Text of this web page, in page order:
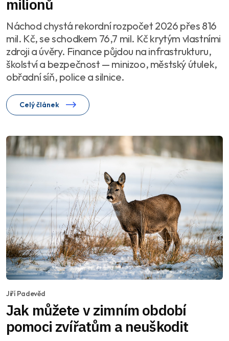
milionů
Náchod chystá rekordní rozpočet 2026 přes 816
mil. Kč, se schodkem 76,7 mil. Kč krytým vlastními
zdroji a úvěry. Finance půjdou na infrastrukturu,
školství a bezpečnost — minizoo, městský útulek,
obřadní síň, police a silnice.
Celý článek
Jiří Padevěd
Jak můžete v zimním období
pomoci zvířatům a neuškodit